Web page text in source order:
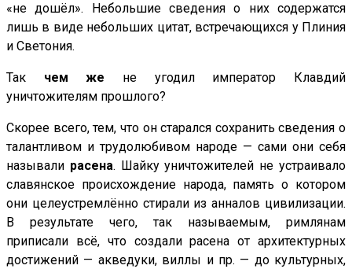
«не дошёл». Небольшие сведения о них содержатся
лишь в виде небольших цитат, встречающихся у Плиния
и Светония.
Так чем же не угодил император Клавдий
уничтожителям прошлого?
Скорее всего, тем, что он старался сохранить сведения о
талантливом и трудолюбивом народе — сами они себя
называли расена. Шайку уничтожителей не устраивало
славянское происхождение народа, память о котором
они целеустремлённо стирали из анналов цивилизации.
В результате чего, так называемым, римлянам
приписали всё, что создали расена от архитектурных
достижений — акведуки, виллы и пр. — до культурных,